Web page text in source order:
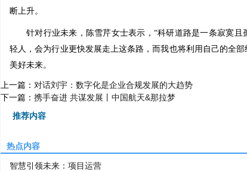
断上升。
针对行业未来，陈雪芹女士表示，“科研道路是一条寂寞
轻人，会为行业更快发展走上这条路，而我也将利用自己的全
美好未来。
上一篇： 对话刘宇：数字化是企业合规发展的大趋势
下一篇： 携手奋进 共谋发展丨中国航天&那拉梦
推荐内容
热点内容
智慧引领未来：项目运营